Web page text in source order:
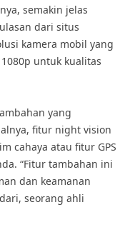
semakin jelas
dari situs
kamera mobil yang
untuk kualitas
yang
fitur night vision
cahaya atau fitur GPS
“Fitur tambahan ini
dan keamanan
seorang ahli